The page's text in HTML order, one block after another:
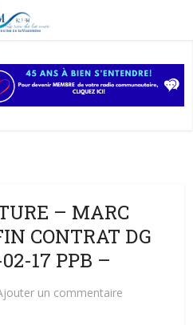
– MARC
CONTRAT DG
17 PPB –
un commentaire